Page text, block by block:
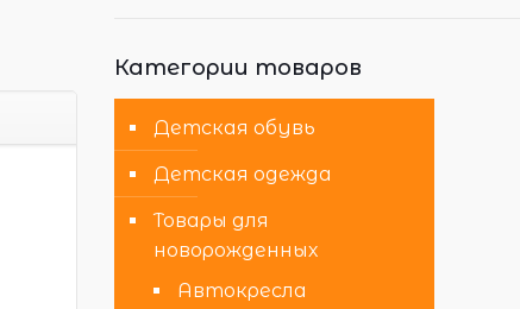
Категории товаров
Детская обувь
Детская одежда
Товары для
новорожденных
Автокресла